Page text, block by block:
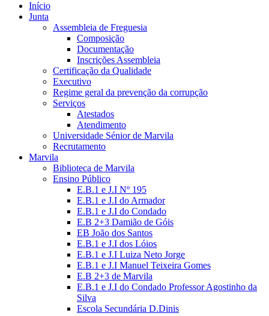
Início
Junta
Assembleia de Freguesia
Composição
Documentação
Inscrições Assembleia
Certificação da Qualidade
Executivo
Regime geral da prevenção da corrupção
Serviços
Atestados
Atendimento
Universidade Sénior de Marvila
Recrutamento
Marvila
Biblioteca de Marvila
Ensino Público
E.B.1 e J.I Nº 195
E.B.1 e J.I do Armador
E.B.1 e J.I do Condado
E.B 2+3 Damião de Góis
EB João dos Santos
E.B.1 e J.I dos Lóios
E.B.1 e J.I Luiza Neto Jorge
E.B.1 e J.I Manuel Teixeira Gomes
E.B 2+3 de Marvila
E.B.1 e J.I do Condado Professor Agostinho da
Silva
Escola Secundária D.Dinis